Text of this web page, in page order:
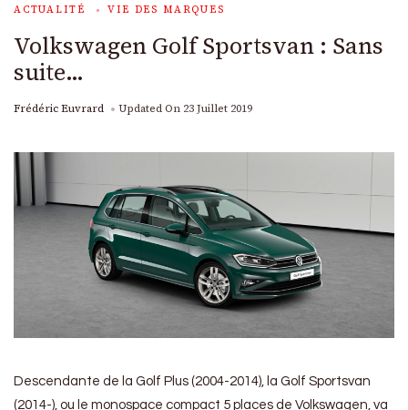
ACTUALITÉ VIE DES MARQUES
Volkswagen Golf Sportsvan : Sans
suite…
Frédéric Euvrard Updated On 23 Juillet 2019
Descendante de la Golf Plus (2004-2014), la Golf Sportsvan
(2014-), ou le monospace compact 5 places de Volkswagen, va